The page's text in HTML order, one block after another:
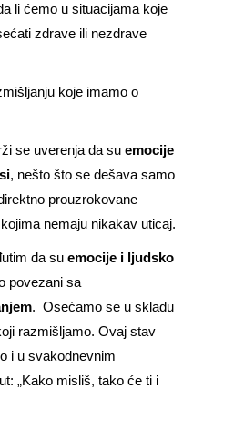
li ćemo u situacijama koje
zdrave ili nezdrave
koje imamo o
se uverenja da su emocije
, nešto što se dešava samo
prouzrokovane
nemaju nikakav uticaj.
da su emocije i ljudsko
povezani sa
. Osećamo se u skladu
razmišljamo. Ovaj stav
i u svakodnevnim
„Kako misliš, tako će ti i